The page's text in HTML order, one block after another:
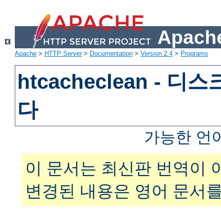
Apache > HTTP Server> Documentation > Version 2.4 > Programs
htcacheclean - 디스
다
가능한 언
이 문서는 최신판 번역이
변경된 내용은 영어 문서